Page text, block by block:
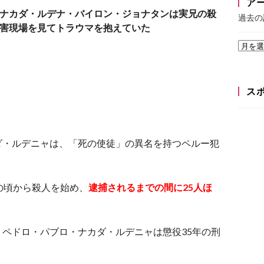
ナカダ・ルデナ・バイロン・ジョナタンは実兄の殺
害現場を見てトラウマを抱えていた
ルデニャは、「死の使徒」の異名を持つペルー犯
から殺人を始め、 逮捕されるまでの間に25人ほ
ドロ・パブロ・ナカダ・ルデニャは懲役35年の刑
過去
ス